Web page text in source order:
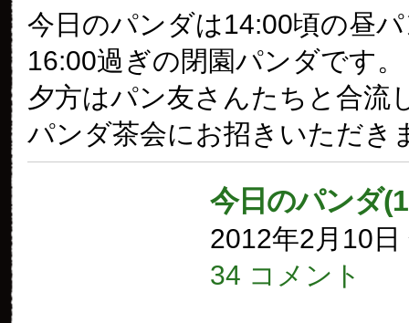
今日のパンダは14:00頃の昼
16:00過ぎの閉園パンダです。
夕方はパン友さんたちと合流
パンダ茶会にお招きいただき
今日のパンダ
2012年2月10日
34 コメント